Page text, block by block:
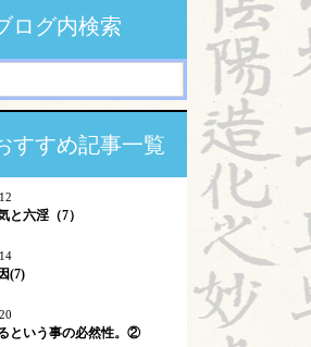
ログ内検索
すすめ記事一覧
と六淫（7）
(7)
という事の必然性。②